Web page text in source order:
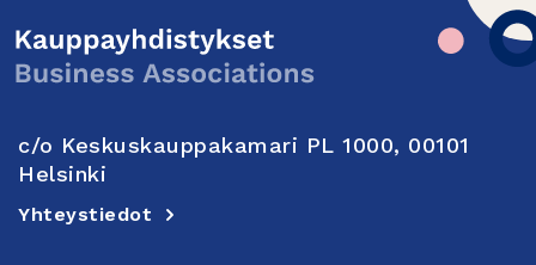
c/o Keskuskauppakamari PL 1000, 00101
Helsinki
Yhteystiedot